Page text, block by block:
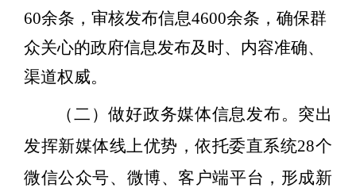
60余条，审核发布信息4600余条， 确保群
众关心的政府信息发布及时、内容准确、
渠道权威。
（二）做好政务媒体信息发布。 突出
发挥新媒体线上优势，依托委直系统28个
微信公众号、微博、客户端平台，形成新